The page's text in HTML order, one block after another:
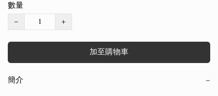
數量
−
+
加至購物車
簡介 −